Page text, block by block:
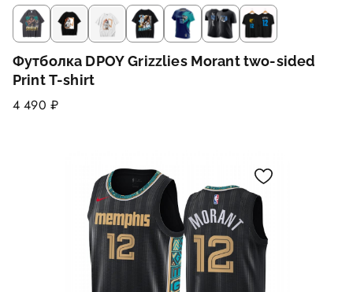
Футболка DPOY Grizzlies Morant two-sided
Print T-shirt
4 490 ₽